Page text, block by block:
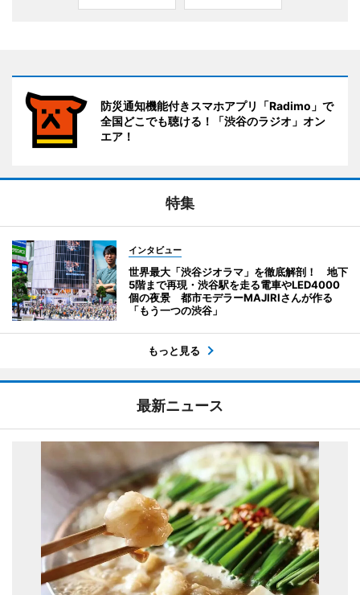
防災通知機能付きスマホアプリ「Radimo」で
全国どこでも聴ける！「渋谷のラジオ」オン
エア！
特集
インタビュー
世界最大「渋谷ジオラマ」を徹底解剖！ 地下
5階まで再現・渋谷駅を走る電車やLED4000
個の夜景 都市モデラーMAJIRIさんが作る
「もう一つの渋谷」
もっと見る
最新ニュース